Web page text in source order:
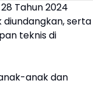
Tahun 2024
diundangkan, serta
teknis di
anak dan